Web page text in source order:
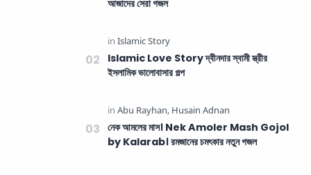
আজাদের সেরা গজল
Islamic Love Story দ্বীনদার স্বামী স্ত্রীর
ইসলামিক ভালোবাসার গল্প
নেক আমলের মাস। Nek Amoler Mash Gojol
by Kalarab। রমজানের চমৎকার নতুন গজল